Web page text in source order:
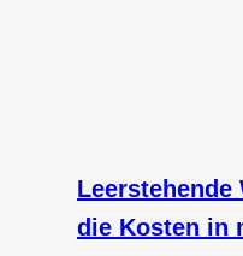
Leerstehende
die Kosten in